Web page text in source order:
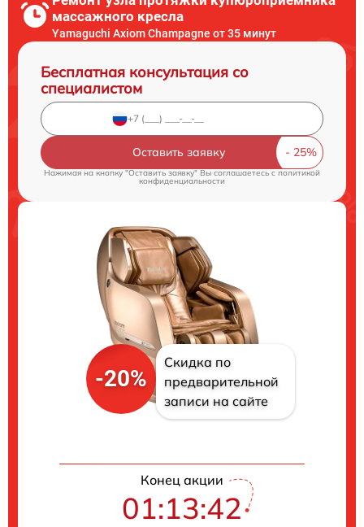
массажного кресла
Yamaguchi Axiom Champagne от 35 минут
Бесплатная консультация со
специалистом
Оставить заявку
Нажимая на кнопку "Оставить заявку" Вы соглашаетесь cполитикой
конфиденциальности
-20%
Скидка по
предварительной
записи на сайте
Конец акции
01:13:41